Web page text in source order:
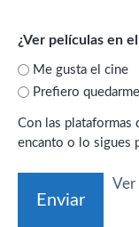
¿Ver películas en
Me gusta el cine
Prefiero
Con las plataformas de streaming,
encanto o lo
Ver